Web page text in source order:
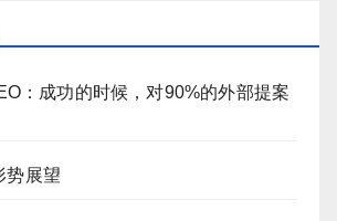
：成功的时候，对90%的外部提案
势展望